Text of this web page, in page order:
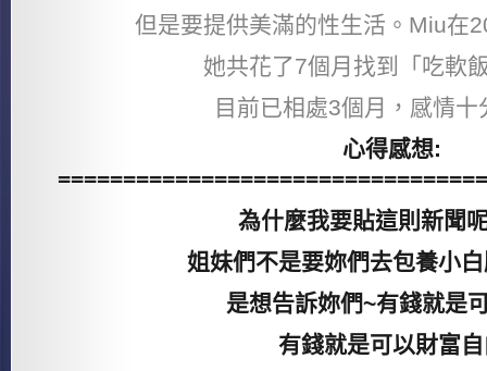
但是要提供美滿的性生活。Miu在
她共花了7個月找到「吃軟
目前已相處3個月，感情十
心得感想:
為什麼我要貼這則新聞
姐妹們不是要妳們去包養小
是想告訴妳們~有錢就是
有錢就是可以財富